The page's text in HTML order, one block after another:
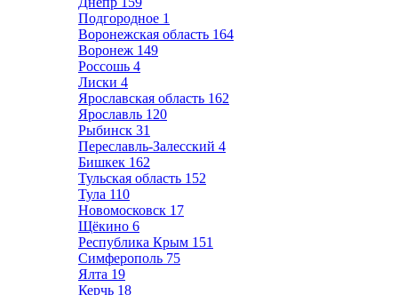
Подгородное 1
Воронежская область 164
Воронеж 149
Россошь 4
Лиски 4
Ярославская область 162
Ярославль 120
Рыбинск 31
Переславль-Залесский 4
Бишкек 162
Тульская область 152
Тула 110
Новомосковск 17
Щёкино 6
Республика Крым 151
Симферополь 75
Ялта 19
Керчь 18